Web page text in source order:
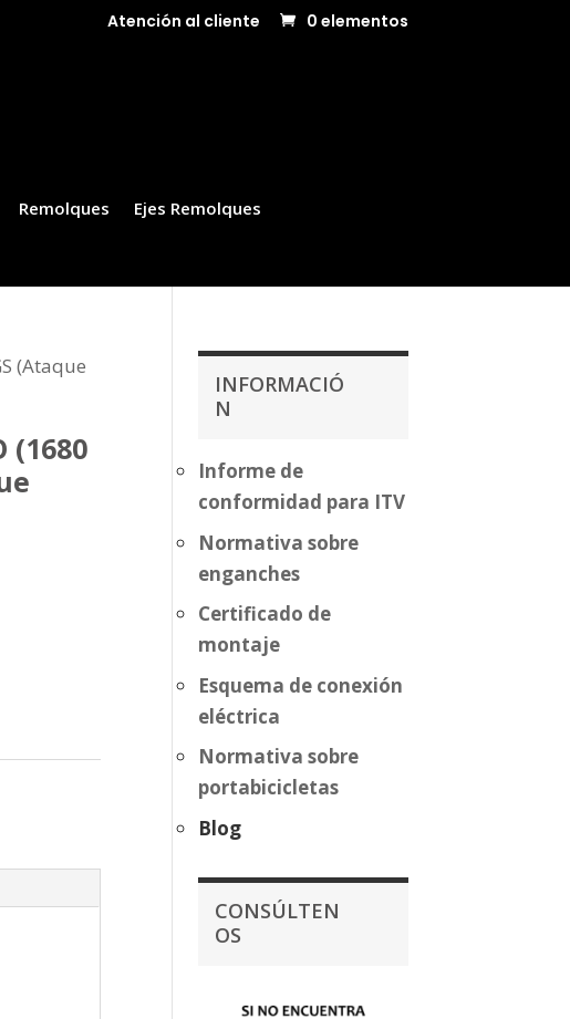
Atención al cliente 0 elementos
Remolques
Ejes Remolques
(Ataque
(1680
INFORMACIÓ
N
Informe de
conformidad para ITV
Normativa sobre
enganches
Certificado de
montaje
Esquema de conexión
eléctrica
Normativa sobre
portabicicletas
Blog
CONSÚLTEN
OS